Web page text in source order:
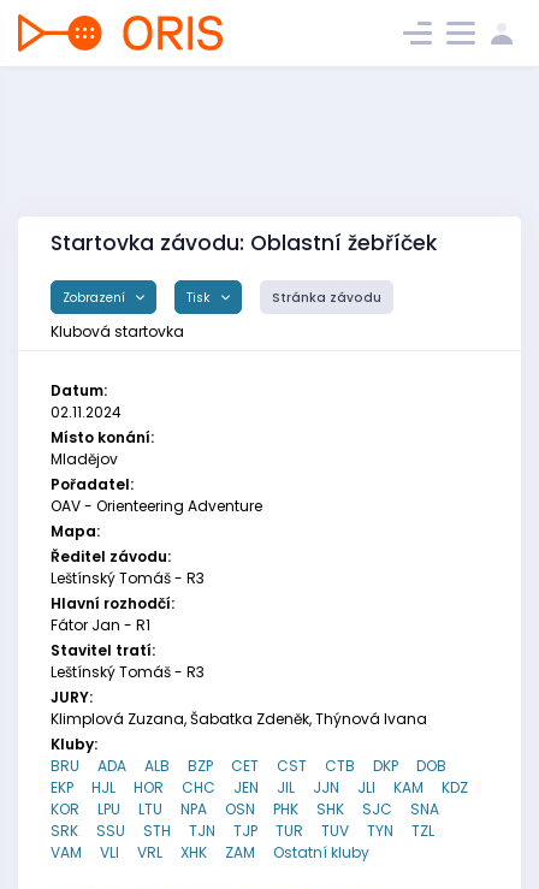
Startovka závodu: Oblastní žebříček
Zobrazení Tisk Stránka závodu
Klubová startovka
Datum:
02.11.2024
Místo konání:
Mladějov
Pořadatel:
OAV - Orienteering Adventure
Mapa:
Ředitel závodu:
Leštínský Tomáš - R3
Hlavní rozhodčí:
Fátor Jan - R1
Stavitel tratí:
Leštínský Tomáš - R3
JURY:
Klimplová Zuzana, Šabatka Zdeněk, Thýnová Ivana
Kluby:
BRU
ADA ALB BZP CET CST CTB DKP
DOB
EKP
HJL HOR CHC JEN JIL JJN JLI KAM
KDZ
KOR
LPU LTU NPA OSN PHK SHK SJC
SNA
SRK
SSU STH TJN TJP TUR TUV TYN
TZL
VAM
VLI VRL XHK ZAM Ostatní kluby